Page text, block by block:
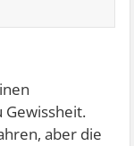
Gewissheit.
aber die